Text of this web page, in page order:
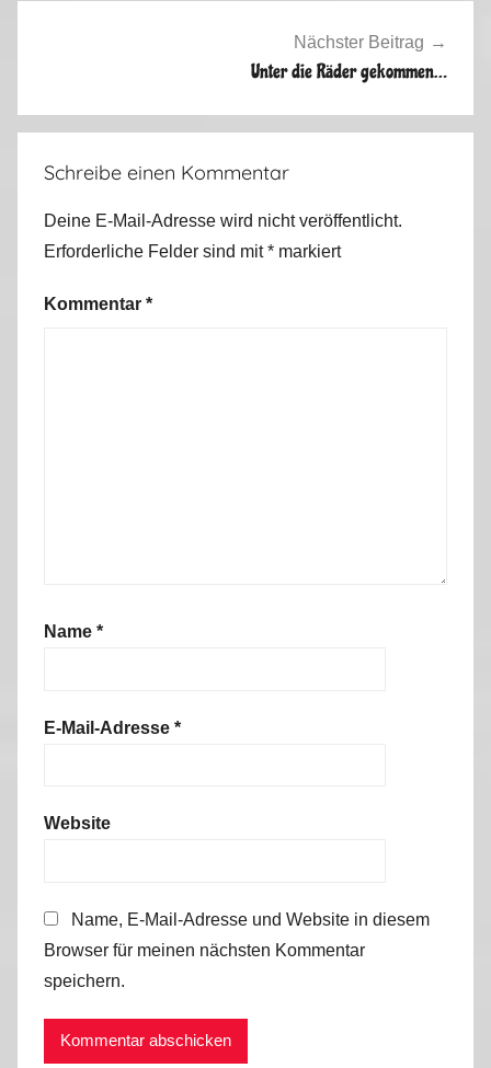
P
u
Nächster Beitrag
Unter die Räder gekommen…
Schreibe einen Kommentar
Deine E-Mail-Adresse wird nicht veröffentlicht.
Erforderliche Felder sind mit* markiert
Kommentar *
Name *
E-Mail-Adresse *
Website
Name, E-Mail-Adresse und Website in diesem
Browser für meinen nächsten Kommentar
speichern.